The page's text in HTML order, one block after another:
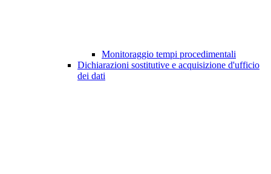
Monitoraggio tempi procedimentali
Dichiarazioni sostitutive e acquisizione d'ufficio
dei dati